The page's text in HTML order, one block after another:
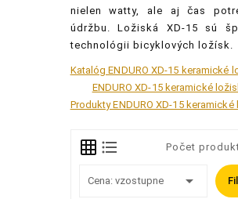
nielen watty, ale aj čas
údržbu. Ložiská XD-15 sú
technológii bicyklových ložísk.
Katalóg ENDURO XD-15 keramické
ENDURO XD-15 keramické
Produkty ENDURO XD-15 keramické
Počet
Cena: vzostupne 